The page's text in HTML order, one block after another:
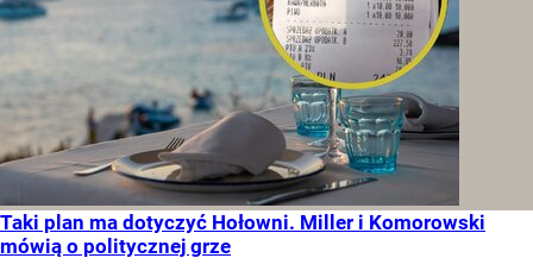
Taki plan ma dotyczyć Hołowni. Miller i Komorowski
mówią o politycznej grze